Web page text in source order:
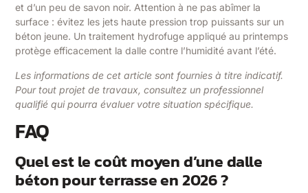
et d’un peu de savon noir. Attention à ne pas abîmer la
surface : évitez les jets haute pression trop puissants sur un
béton jeune. Un traitement hydrofuge appliqué au printemps
protège efficacement la dalle contre l’humidité avant l’été.
Les informations de cet article sont fournies à titre indicatif.
Pour tout projet de travaux, consultez un professionnel
qualifié qui pourra évaluer votre situation spécifique.
FAQ
Quel est le coût moyen d’une dalle
béton pour terrasse en 2026 ?